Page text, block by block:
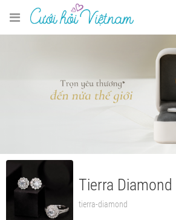
Tierra Diamond
tierra-diamond